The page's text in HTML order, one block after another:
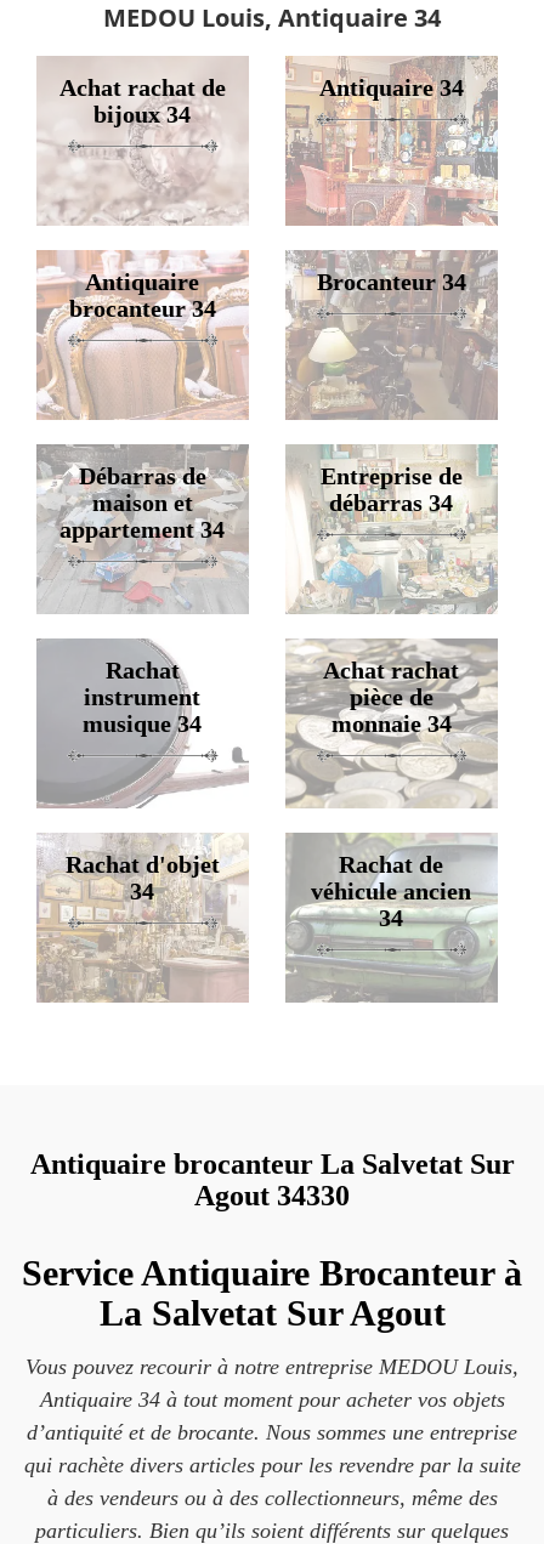
MEDOU Louis, Antiquaire 34
Achat rachat de
bijoux 34
Antiquaire 34
Antiquaire
brocanteur 34
Brocanteur 34
Débarras de
maison et
appartement 34
Entreprise de
débarras 34
Rachat
instrument
musique 34
Achat rachat
pièce de
monnaie 34
Rachat d'objet
34
Rachat de
véhicule ancien
34
Antiquaire brocanteur La Salvetat Sur
Agout 34330
Service Antiquaire Brocanteur à
La Salvetat Sur Agout
Vous pouvez recourir à notre entreprise MEDOU Louis,
Antiquaire 34 à tout moment pour acheter vos objets
d’antiquité et de brocante. Nous sommes une entreprise
qui rachète divers articles pour les revendre par la suite
à des vendeurs ou à des collectionneurs, même des
particuliers. Bien qu’ils soient différents sur quelques